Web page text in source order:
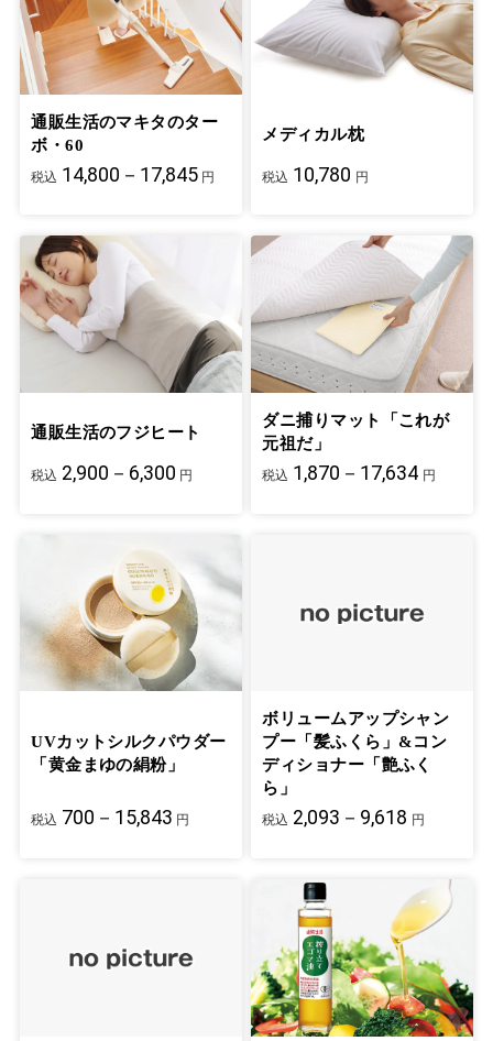
通販生活のマキタのター
ボ・60
税込 14,800－17,845 円
メディカル枕
税込 10,780 円
通販生活のフジヒート
税込 2,900－6,300 円
ダニ捕りマット「これが
元祖だ」
税込 1,870－17,634 円
UVカットシルクパウダー
「黄金まゆの絹粉」
税込 700－15,843 円
ボリュームアップシャン
プー「髪ふくら」&コン
ディショナー「艶ふく
ら」
税込 2,093－9,618 円